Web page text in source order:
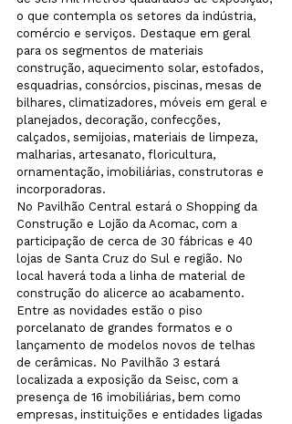
o que contempla os setores da indústria,
comércio e serviços. Destaque em geral
para os segmentos de materiais
construção, aquecimento solar, estofados,
esquadrias, consórcios, piscinas, mesas de
bilhares, climatizadores, móveis em geral e
planejados, decoração, confecções,
calçados, semijoias, materiais de limpeza,
malharias, artesanato, floricultura,
ornamentação, imobiliárias, construtoras e
incorporadoras.
No Pavilhão Central estará o Shopping da
Construção e Lojão da Acomac, com a
participação de cerca de 30 fábricas e 40
lojas de Santa Cruz do Sul e região. No
local haverá toda a linha de material de
construção do alicerce ao acabamento.
Entre as novidades estão o piso
porcelanato de grandes formatos e o
lançamento de modelos novos de telhas
de cerâmicas. No Pavilhão 3 estará
localizada a exposição da Seisc, com a
presença de 16 imobiliárias, bem como
empresas, instituições e entidades ligadas